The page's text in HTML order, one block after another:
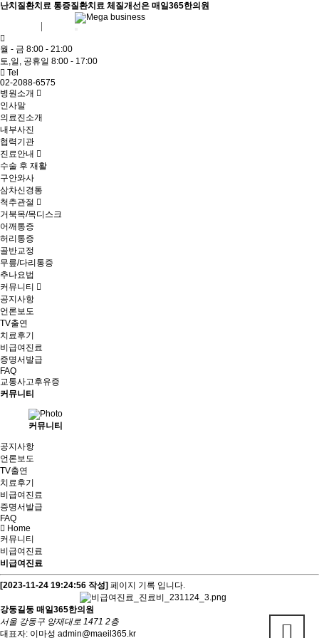
난치질환치료 통증질환치료 체질개선은 매일365한의원
월 - 금 8:00 - 21:00
토,일, 공휴일 8:00 - 17:00
Tel
02-2088-6575
병원소개
인사말
의료진소개
내부사진
협력기관
진료안내
수술 후 재활
구안와사
삼차신경통
척추관절
거북목/목디스크
어깨통증
허리통증
골반교정
무릎/다리통증
추나요법
커뮤니티
공지사항
언론보도
TV출연
치료후기
비급여진료
증명서발급
FAQ
교통사고후유증
커뮤니티
커뮤니티
공지사항
언론보도
TV출연
치료후기
비급여진료
증명서발급
FAQ
Home
커뮤니티
비급여진료
비급여진료
[2023-11-24 19:24:56 작성] 페이지 기록 입니다.
강동길동 매일365한의원
서울 강동구 양재대로 1471 2층
대표자: 이마성 admin@maeil365.kr